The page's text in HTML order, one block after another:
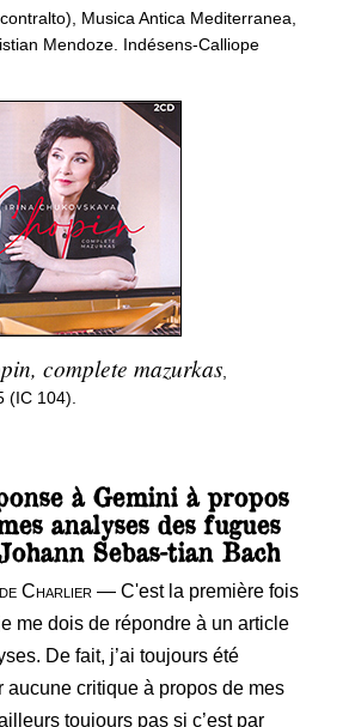
Musica Antica Mediterranea,
Mendoze. Indésens-Calliope
complete mazurkas
(IC 104).
à Gemini à propos
analyses des fugues
Sebas-tian Bach
Charlier — C'est la première fois
me dois de répondre à un article
De fait, j’ai toujours été
aucune critique à propos de mes
toujours pas si c’est par